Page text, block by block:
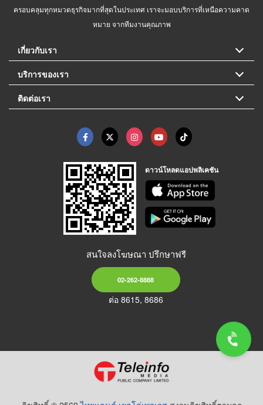
ครอบคลุมทุกหมวดธุรกิจมากที่สุดในประเทศ เราจะมอบบริการที่เหนือความคาด
หมาย จากทีมงานคุณภาพ
เกี่ยวกับเรา
บริการของเรา
ติดต่อเรา
ดาวน์โหลดแอปพลิเคชัน
สนใจลงโฆษณา ปรึกษาฟรี
02-262-8888
ต่อ 8615, 8686